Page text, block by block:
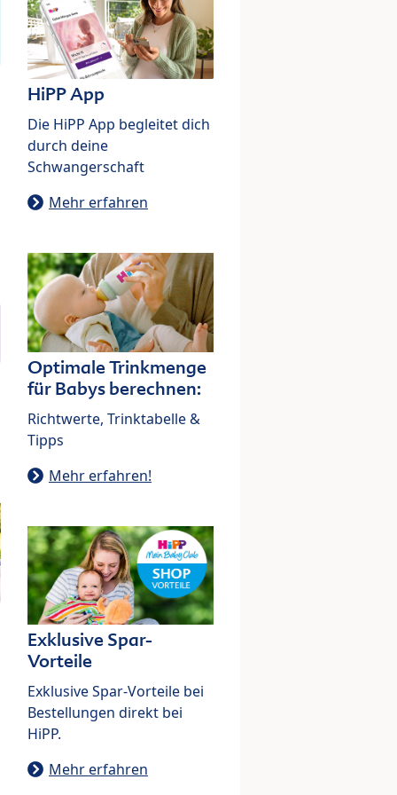
HiPP App
Die HiPP App begleitet dich
durch deine
Schwangerschaft
Mehr erfahren
Optimale Trinkmenge
für Babys berechnen:
Richtwerte, Trinktabelle &
Tipps
Mehr erfahren!
Exklusive Spar-
Vorteile
Exklusive Spar-Vorteile bei
Bestellungen direkt bei
HiPP.
Mehr erfahren